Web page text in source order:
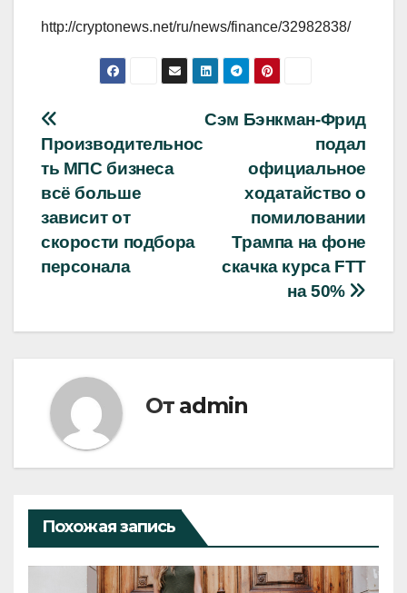
http://cryptonews.net/ru/news/finance/32982838/
Навигация
по
записям
Сэм Бэнкман-Фрид
подал
официальное
ходатайство о
помиловании
Трампа на фоне
скачка курса FTT
на 50%
Производительнос
ть МПС бизнеса
всё больше
зависит от
скорости подбора
персонала
От admin
Похожая запись